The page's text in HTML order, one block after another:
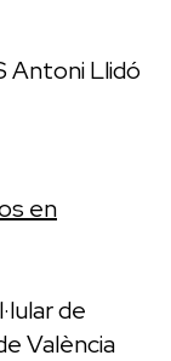
Antoni Llidó
en
de
València